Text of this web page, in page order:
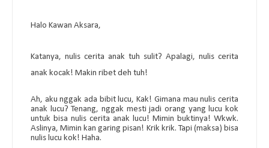
Halo Kawan Aksara,
Katanya, nulis cerita anak tuh sulit? Apalagi, nulis cerita
anak kocak! Makin ribet deh tuh!
Ah, aku nggak ada bibit lucu, Kak! Gimana mau nulis cerita
anak lucu? Tenang, nggak mesti jadi orang yang lucu kok
untuk bisa nulis cerita anak lucu! Mimin buktinya! Wkwk.
Aslinya, Mimin kan garing pisan! Krik krik. Tapi (maksa) bisa
nulis lucu kok! Haha.